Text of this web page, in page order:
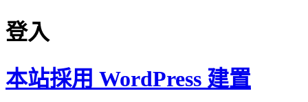
登入
本站採用 WordPress 建置